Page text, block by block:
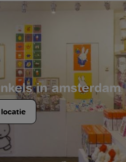
in amsterdam
locatie